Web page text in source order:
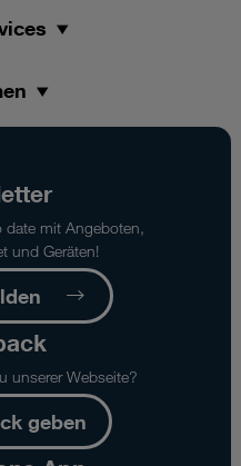
date mit Angeboten,
und Geräten!
unserer Webseite?
geben